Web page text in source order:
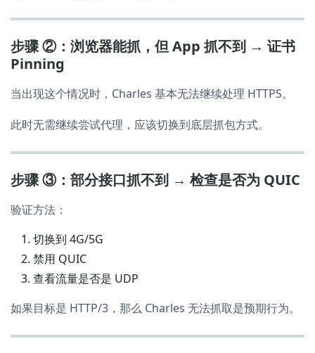
步骤 ②：浏览器能抓，但 App 抓不到 → 证书
Pinning
当出现这个情况时，Charles 基本无法继续处理 HTTPS。
此时无需继续尝试代理，应该切换到底层抓包方式。
步骤 ③：部分接口抓不到 → 检查是否为 QUIC
验证方法：
切换到 4G/5G
禁用 QUIC
查看流量是否是 UDP
如果目标是 HTTP/3，那么 Charles 无法抓取是预期行为。